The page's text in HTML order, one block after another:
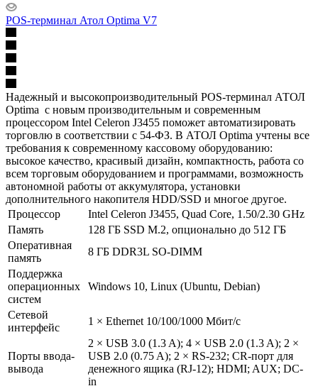
POS-терминал Атол Optima V7
Надежный и высокопроизводительный POS-терминал АТОЛ
Optima с новым производительным и современным
процессором Intel Celeron J3455 поможет автоматизировать
торговлю в соответствии с 54-ФЗ. В АТОЛ Optima учтены все
требования к современному кассовому оборудованию:
высокое качество, красивый дизайн, компактность, работа со
всем торговым оборудованием и программами, возможность
автономной работы от аккумулятора, установки
дополнительного накопителя HDD/SSD и многое другое.
Процессор
Intel Celeron J3455, Quad Core, 1.50/2.30 GHz
Память
128 ГБ SSD M.2, опционально до 512 ГБ
Оперативная
память
8 ГБ DDR3L SO-DIMM
Поддержка
операционных
систем
Windows 10, Linux (Ubuntu, Debian)
Сетевой
интерфейс
1 × Ethernet 10/100/1000 Мбит/с
Порты ввода-
вывода
2 × USB 3.0 (1.3 A); 4 × USB 2.0 (1.3 A); 2 ×
USB 2.0 (0.75 A); 2 × RS-232; CR-порт для
денежного ящика (RJ-12); HDMI; AUX; DC-
in